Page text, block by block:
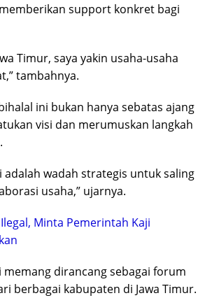
support konkret bagi
Timur, saya yakin usaha-usaha
tambahnya.
ini bukan hanya sebatas ajang
visi dan merumuskan langkah
wadah strategis untuk saling
usaha,” ujarnya.
Minta Pemerintah Kaji
memang dirancang sebagai forum
berbagai kabupaten di Jawa Timur.